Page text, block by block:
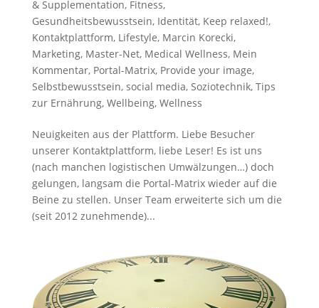
& Supplementation, Fitness,
Gesundheitsbewusstsein, Identität, Keep relaxed!,
Kontaktplattform, Lifestyle, Marcin Korecki,
Marketing, Master-Net, Medical Wellness, Mein
Kommentar, Portal-Matrix, Provide your image,
Selbstbewusstsein, social media, Soziotechnik, Tips
zur Ernährung, Wellbeing, Wellness
Neuigkeiten aus der Plattform. Liebe Besucher
unserer Kontaktplattform, liebe Leser! Es ist uns
(nach manchen logistischen Umwälzungen…) doch
gelungen, langsam die Portal-Matrix wieder auf die
Beine zu stellen. Unser Team erweiterte sich um die
(seit 2012 zunehmende)...